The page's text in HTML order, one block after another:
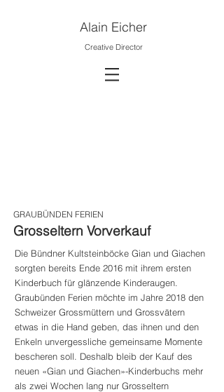
Alain Eicher
Creative Director
GRAUBÜNDEN FERIEN
Grosseltern Vorverkauf
Die Bündner Kultsteinböcke Gian und Giachen
sorgten bereits Ende 2016 mit ihrem ersten
Kinderbuch für glänzende Kinderaugen.
Graubünden Ferien möchte im Jahre 2018 den
Schweizer Grossmüttern und Grossvätern
etwas in die Hand geben, das ihnen und den
Enkeln unvergessliche gemeinsame Momente
bescheren soll. Deshalb bleib der Kauf des
neuen «Gian und Giachen»-Kinderbuchs mehr
als zwei Wochen lang nur Grosseltern